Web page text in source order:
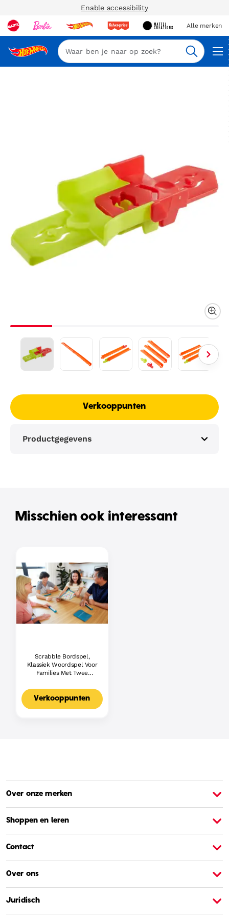
Enable accessibility
Alle merken
Zoeken
Verkooppunten
Productgegevens
Misschien ook interessant
Scrabble Bordspel,
Klassiek Woordspel Voor
Families Met Twee
Voor 2-4 Spelers,
Nederlandse Editie
Verkooppunten
Over onze merken
Shoppen en leren
Contact
Over ons
Juridisch